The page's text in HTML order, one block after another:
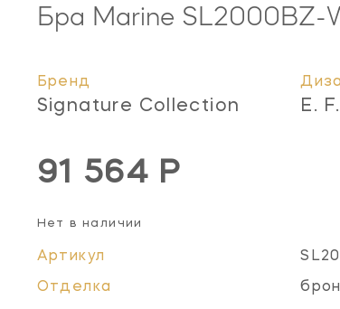
Бра Marine SL2000BZ-
Бренд
Signature Collection E.
91 564 Р
Нет в наличии
Артикул
Отделка